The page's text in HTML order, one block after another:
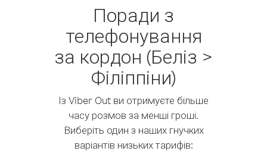
Поради з
телефонування
за кордон (Беліз >
Філіппіни)
Із Viber Out ви отримуєте більше
часу розмов за менші гроші.
Виберіть один з наших гнучких
варіантів низьких тарифів: